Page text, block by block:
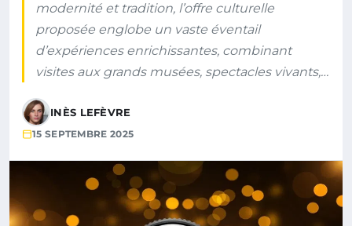
modernité et tradition, l’offre culturelle
proposée englobe un vaste éventail
d’expériences enrichissantes, combinant
visites aux grands musées, spectacles vivants,…
INÈS LEFÈVRE
15 SEPTEMBRE 2025